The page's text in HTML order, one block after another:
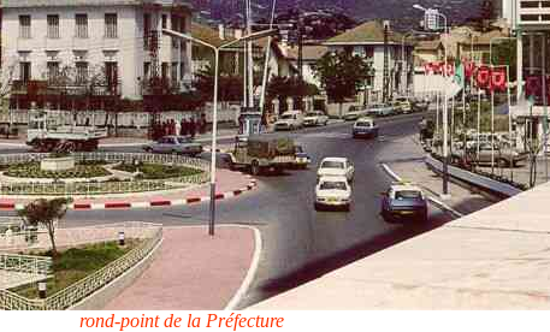
rond-point de la Préfecture